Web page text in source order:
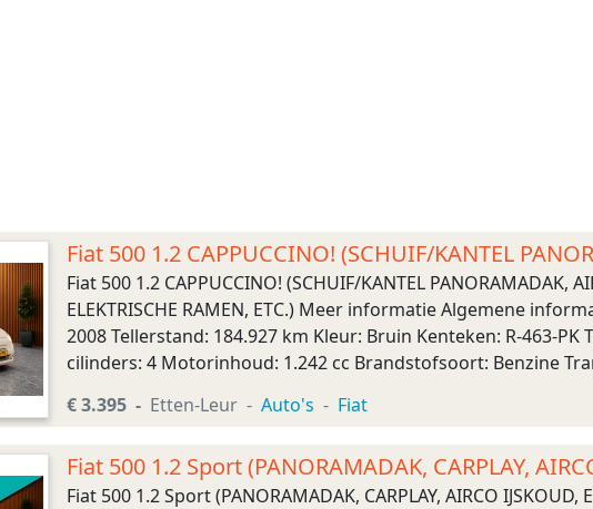
Fiat 500 1.2 CAPPUCCINO! (SCHUIF/KANTEL
ONDERHOUDEN, STUURBEDIENING
Fiat 500 1.2 CAPPUCCINO! (SCHUIF/KANTEL PANORAMADAK,
ELEKTRISCHE RAMEN, ETC.) Meer informatie Algemene
2008 Tellerstand: 184.927 km Kleur: Bruin Kenteken: R-463-
cilinders: 4 Motorinhoud: 1.242 cc Brandstofsoort: Benzine
€ 3.395 Etten-Leur Auto's Fiat
Fiat 500 1.2 Sport (PANORAMADAK, CARPLAY,
STUURBEDIENING, ZEER LEU
Fiat 500 1.2 Sport (PANORAMADAK, CARPLAY, AIRCO IJSKOUD,